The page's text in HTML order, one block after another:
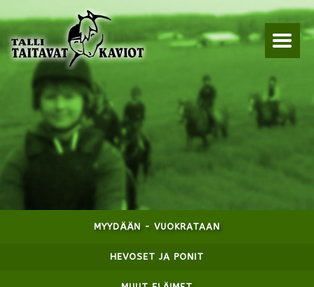
MYYDÄÄN - VUOKRATAAN
HEVOSET JA PONIT